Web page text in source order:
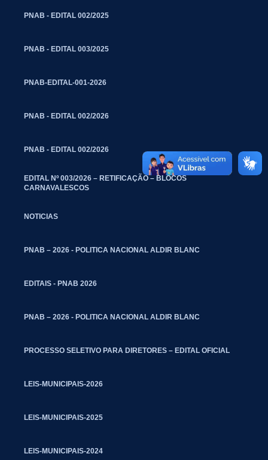
PNAB - EDITAL 002/2025
PNAB - EDITAL 003/2025
PNAB-EDITAL-001-2026
PNAB - EDITAL 002/2026
PNAB - EDITAL 002/2026
EDITAL Nº 003/2026 – RETIFICAÇÃO – BLOCOS
CARNAVALESCOS
NOTICIAS
PNAB – 2026 - POLITICA NACIONAL ALDIR BLANC
EDITAIS - PNAB 2026
PNAB – 2026 - POLITICA NACIONAL ALDIR BLANC
PROCESSO SELETIVO PARA DIRETORES – EDITAL OFICIAL
LEIS-MUNICIPAIS-2026
LEIS-MUNICIPAIS-2025
LEIS-MUNICIPAIS-2024